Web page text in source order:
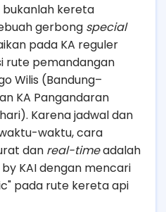
bukanlah kereta
gerbong special
pada KA reguler
rute pemandangan
Wilis (Bandung–
KA Pangandaran
Karena jadwal dan
waktu, cara
dan real-timeadalah
KAI dengan mencari
pada rute kereta api